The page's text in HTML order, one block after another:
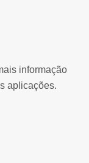
informação
aplicações.